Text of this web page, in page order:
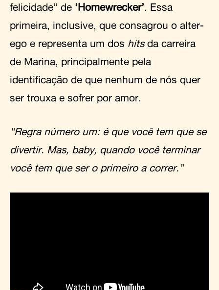
felicidade” de ‘Homewrecker’. Essa
primeira, inclusive, que consagrou o alter-
ego e representa um dos hitsda carreira
de Marina, principalmente pela
identificação de que nenhum de nós quer
ser trouxa e sofrer por amor.
“Regra número um: é que você tem que se
divertir. Mas, baby, quando você terminar
você tem que ser o primeiro a correr.”